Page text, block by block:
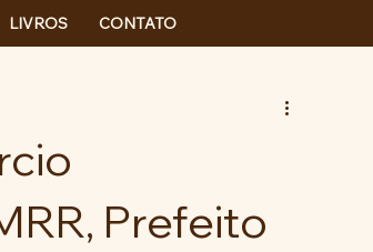
LIVROS CONTATO
Prefeito